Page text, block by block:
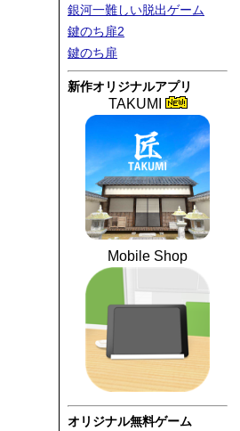
銀河一難しい脱出ゲーム
鍵のち扉2
鍵のち扉
新作オリジナルアプリ
TAKUMI
Mobile Shop
オリジナル無料ゲーム